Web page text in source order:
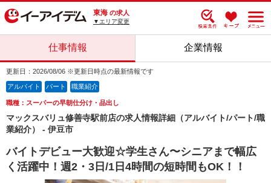
東海 の求人
▼エリア変更
仕事情報 企業情報
更新日：2026/08/06 ※更新日時点の最新情報です
アルバイト パート 職業紹介
職種：スーパーの早朝仕分け・品出し
マックスバリュ修善寺駅前店の求人情報詳細（アルバイト/パート/職
業紹介） - 伊豆市
バイトデビュー大歓迎☆学生さん〜シニアまで幅広
く活躍中！週2・3日/1日4時間の短時間もOK！！